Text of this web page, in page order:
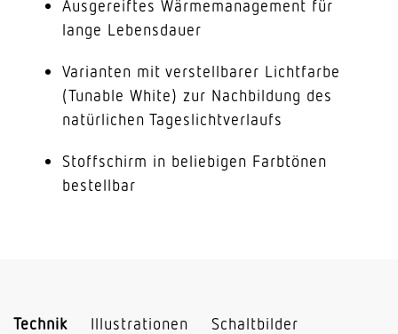
Ausgereiftes Wärmemanagement für
lange Lebensdauer
Varianten mit verstellbarer Lichtfarbe
(Tunable White) zur Nachbildung des
natürlichen Tageslichtverlaufs
Stoffschirm in beliebigen Farbtönen
bestellbar
Technik Illustrationen Schaltbilder